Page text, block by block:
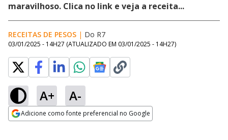
maravilhoso. Clica no link e veja a receita...
RECEITAS DE PESOS | Do R7
03/01/2025 - 14H27 (ATUALIZADO EM 03/01/2025 - 14H27)
A+ A-
Adicione como fonte preferencial no Google